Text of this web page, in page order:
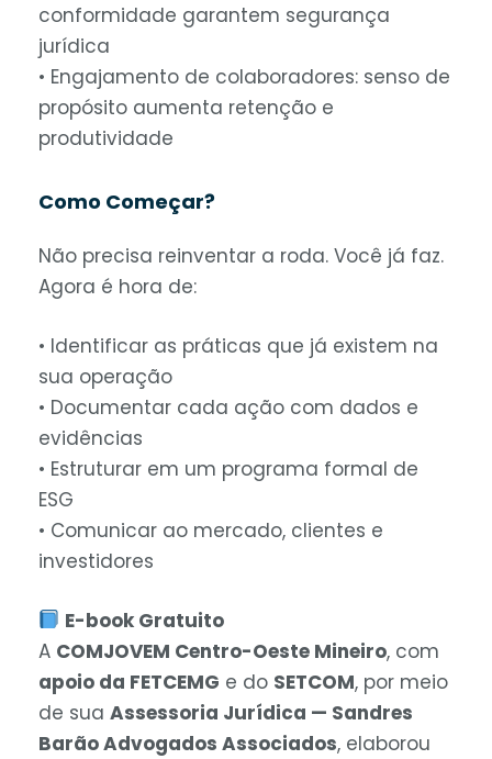
conformidade garantem segurança
jurídica
• Engajamento de colaboradores: senso de
propósito aumenta retenção e
produtividade
Como Começar?
Não precisa reinventar a roda. Você já faz.
Agora é hora de:
• Identificar as práticas que já existem na
sua operação
• Documentar cada ação com dados e
evidências
• Estruturar em um programa formal de
ESG
• Comunicar ao mercado, clientes e
investidores
E-book Gratuito
A COMJOVEM Centro-Oeste Mineiro, com
apoio da FETCEMG e do SETCOM, por meio
de sua Assessoria Jurídica — Sandres
Barão Advogados Associados, elaborou